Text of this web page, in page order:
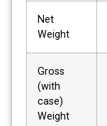
Net
Weight
Gross
(with
case)
Weight